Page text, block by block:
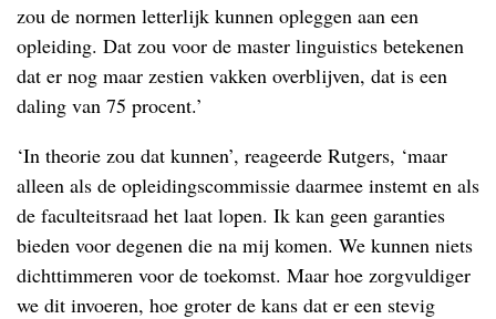
zou de normen letterlijk kunnen opleggen aan een
opleiding. Dat zou voor de master linguistics betekenen
dat er nog maar zestien vakken overblijven, dat is een
daling van 75 procent.’
‘In theorie zou dat kunnen’, reageerde Rutgers, ‘maar
alleen als de opleidingscommissie daarmee instemt en als
de faculteitsraad het laat lopen. Ik kan geen garanties
bieden voor degenen die na mij komen. We kunnen niets
dichttimmeren voor de toekomst. Maar hoe zorgvuldiger
we dit invoeren, hoe groter de kans dat er een stevig